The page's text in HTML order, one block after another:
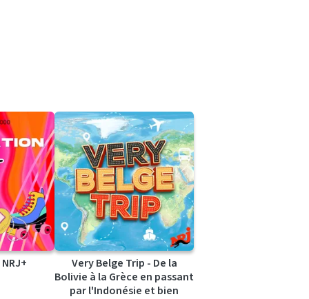
Very Belge Trip - De la
Bolivie à la Grèce en passant
par l'Indonésie et bien